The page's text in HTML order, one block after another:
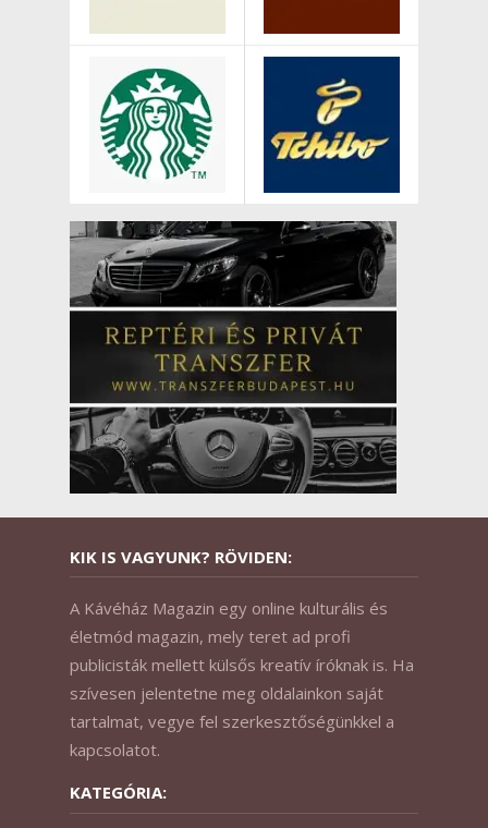
KIK IS VAGYUNK? RÖVIDEN:
A Kávéház Magazin egy online kulturális és
életmód magazin, mely teret ad profi
publicisták mellett külsős kreatív íróknak is. Ha
szívesen jelentetne meg oldalainkon saját
tartalmat, vegye fel szerkesztőségünkkel a
kapcsolatot.
KATEGÓRIA: